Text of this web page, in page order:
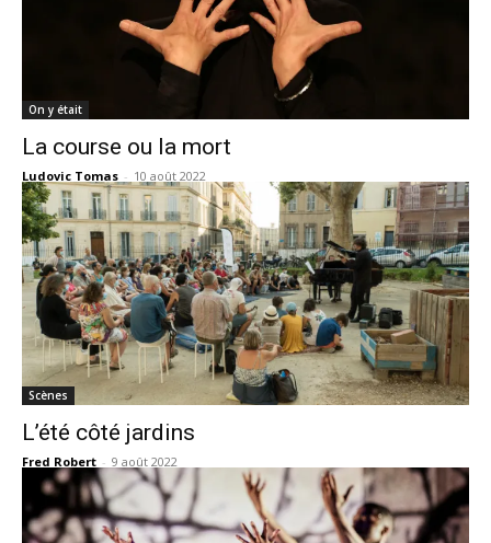
On y était
La course ou la mort
Ludovic Tomas - 10 août 2022
Scènes
L’été côté jardins
Fred Robert - 9 août 2022